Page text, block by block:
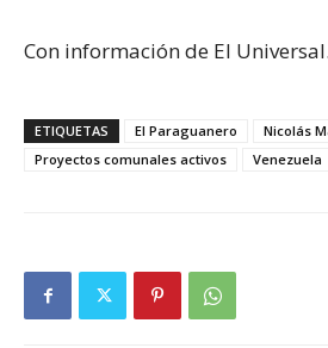
Con información de El Universal.
ETIQUETAS El Paraguanero
Nicolás
Proyectos comunales activos
Venezuela